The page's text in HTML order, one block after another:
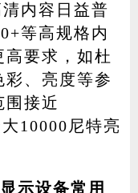
内容日益普
等高规格内
要求，如杜
彩、亮度等参
围接近
10000尼特亮
示设备常用